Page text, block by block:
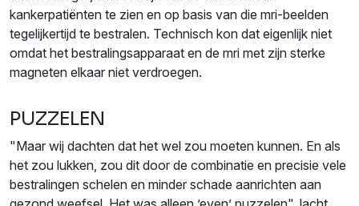
kankerpatiënten te zien en op basis van die mri-beelden
tegelijkertijd te bestralen. Technisch kon dat eigenlijk niet
omdat het bestralingsapparaat en de mri met zijn sterke
magneten elkaar niet verdroegen.
PUZZELEN
"Maar wij dachten dat het wel zou moeten kunnen. En als
het zou lukken, zou dit door de combinatie en precisie vele
bestralingen schelen en minder schade aanrichten aan